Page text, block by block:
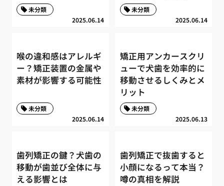
2025.06.14
未分類
2025.06.14
未分類
喉の違和感はアレルギ
ー？矯正装置の金属や
素材が影響する可能性
2025.06.14
未分類
矯正用アンカースクリ
ューで犬歯を効率的に
移動させるしくみとメ
リット
2025.06.13
未分類
歯列矯正の鍵？犬歯の
移動が歯並び全体に与
える影響とは
歯列矯正で抜歯すると
小顔になるって本当？
噂の真相を解説